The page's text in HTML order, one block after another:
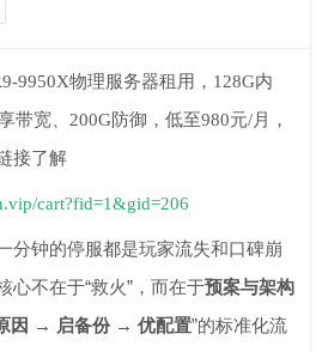
9950X物理服务器租用，128G内
带宽、200G防御，低至980元/月，
接了解
cart?fid=1&gid=206
分钟的停服都是玩家流失和口碑崩
心不在于“救火”，而在于预案与架构
因 → 启备份 → 优配置”的标准化流